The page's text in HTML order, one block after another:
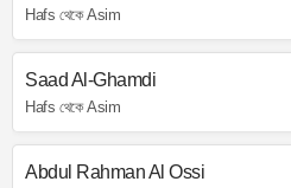
Hafs থেকে Asim
Saad Al-Ghamdi
Hafs থেকে Asim
Abdul Rahman Al Ossi